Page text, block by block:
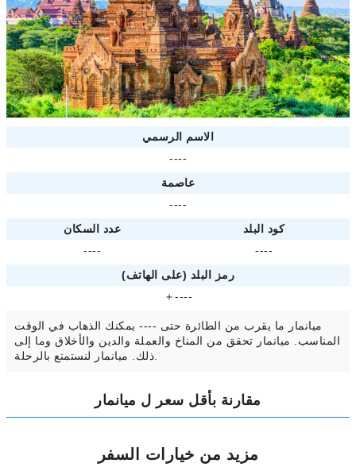
الاسم الرسمي
----
عاصمة
----
عدد السكان
كود البلد
----
----
رمز البلد (على الهاتف)
＋----
ميانمار ما يقرب من الطائرة حتى ---- يمكنك الذهاب في الوقت
المناسب. ميانمار تحقق من المناخ والعملة والدين والأخلاق وما إلى
ذلك. ميانمار لنستمتع بالرحلة.
مقارنة بأقل سعر ل ميانمار
مزيد من خيارات السفر